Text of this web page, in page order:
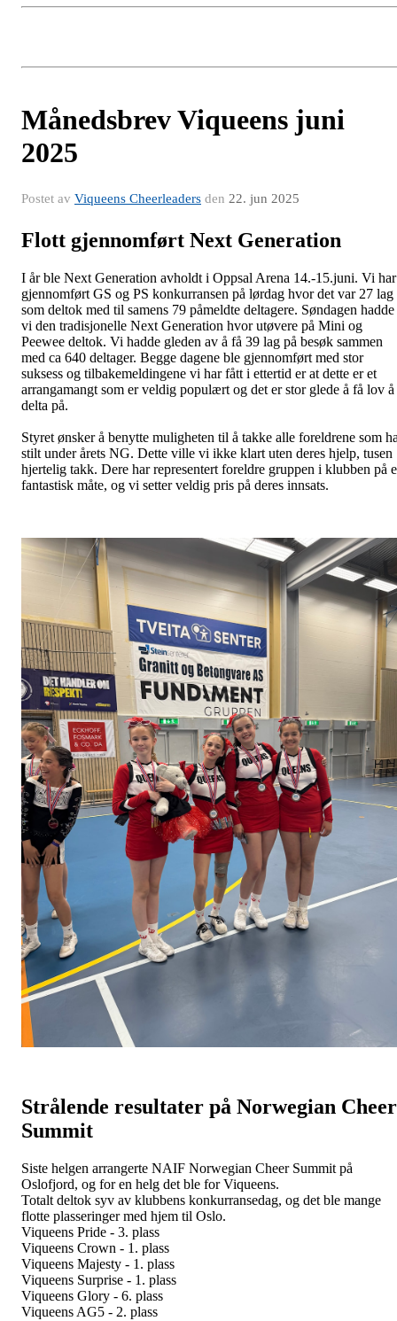
Månedsbrev Viqueens juni
2025
Postet av Viqueens Cheerleaders den 22. jun 2025
Flott gjennomført Next Generation
I år ble Next Generation avholdt i Oppsal Arena 14.-15.juni. Vi har
gjennomført GS og PS konkurransen på lørdag hvor det var 27 lag
som deltok med til samens 79 påmeldte deltagere. Søndagen hadde
vi den tradisjonelle Next Generation hvor utøvere på Mini og
Peewee deltok. Vi hadde gleden av å få 39 lag på besøk sammen
med ca 640 deltager. Begge dagene ble gjennomført med stor
suksess og tilbakemeldingene vi har fått i ettertid er at dette er et
arrangamangt som er veldig populært og det er stor glede å få lov å
delta på.
Styret ønsker å benytte muligheten til å takke alle foreldrene som
stilt under årets NG. Dette ville vi ikke klart uten deres hjelp, tusen
hjertelig takk. Dere har representert foreldre gruppen i klubben på
fantastisk måte, og vi setter veldig pris på deres innsats.
Strålende resultater på Norwegian Cheer
Summit
Siste helgen arrangerte NAIF Norwegian Cheer Summit på
Oslofjord, og for en helg det ble for Viqueens.
Totalt deltok syv av klubbens konkurransedag, og det ble mange
flotte plasseringer med hjem til Oslo.
Viqueens Pride - 3. plass
Viqueens Crown - 1. plass
Viqueens Majesty - 1. plass
Viqueens Surprise - 1. plass
Viqueens Glory - 6. plass
Viqueens AG5 - 2. plass